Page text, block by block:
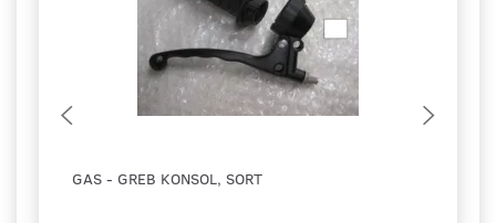
GAS - GREB KONSOL, SORT